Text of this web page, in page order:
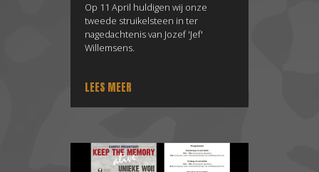
Op 11 April huldigen wij onze
tweede struikelsteen in ter
nagedachtenis van Jozef 'Jef'
Willemsens.
LEES MEER